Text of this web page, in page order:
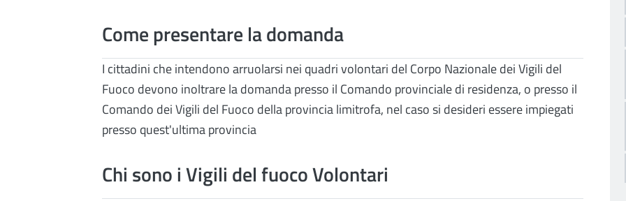
Come presentare la domanda
I cittadini che intendono arruolarsi nei quadri volontari del Corpo Nazionale dei Vigili del
Fuoco devono inoltrare la domanda presso il Comando provinciale di residenza, o presso il
Comando dei Vigili del Fuoco della provincia limitrofa, nel caso si desideri essere impiegati
presso quest'ultima provincia
Chi sono i Vigili del fuoco Volontari